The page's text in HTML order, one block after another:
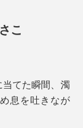
こ
当てた瞬間、濁
息を吐きなが